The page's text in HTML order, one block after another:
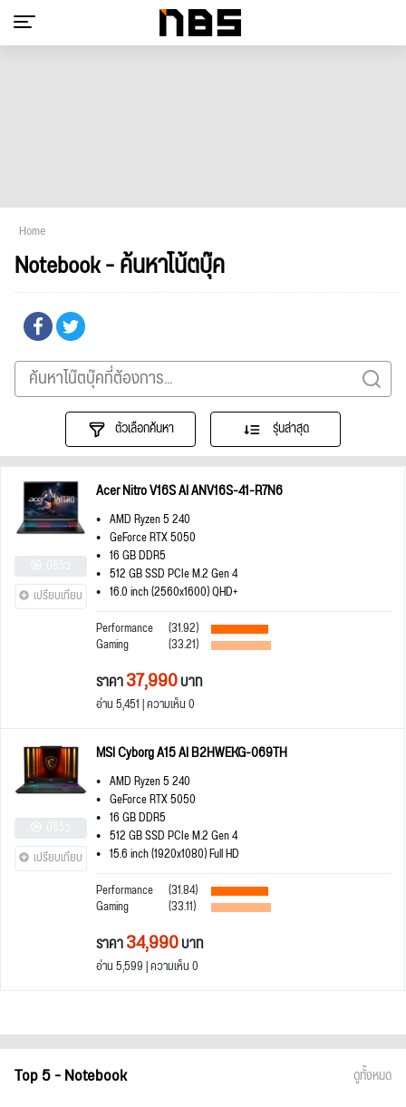
Home
Notebook - ค้นหาโน้ตบุ๊ค
ตัวเลือกค้นหา รุ่นล่าสุด
เปรียบเทียบ
Acer Nitro V16S AI ANV16S-41-R7N6
AMD Ryzen 5 240
GeForce RTX 5050
16 GB DDR5
512 GB SSD PCIe M.2 Gen 4
16.0 inch (2560x1600) QHD+
Performance
(31.92)
Gaming (33.21)
ราคา37,990บาท
อ่าน 5,451 | ความเห็น 0
เปรียบเทียบ
MSI Cyborg A15 AI B2HWEKG-069TH
AMD Ryzen 5 240
GeForce RTX 5050
16 GB DDR5
512 GB SSD PCIe M.2 Gen 4
15.6 inch (1920x1080) Full HD
Performance
(31.84)
Gaming (33.11)
ราคา34,990บาท
อ่าน 5,599 | ความเห็น 0
Top 5 - Notebook ดูทั้งหมด